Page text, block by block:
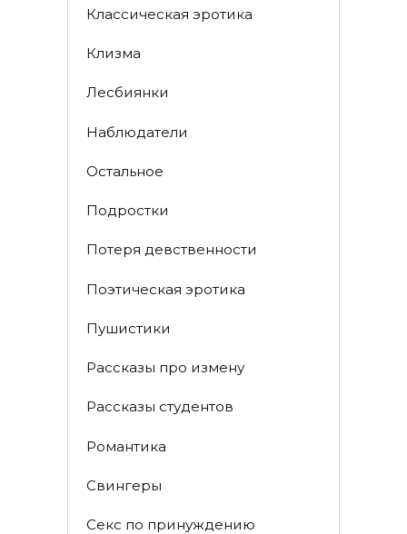
Классическая эротика
Клизма
Лесбиянки
Наблюдатели
Остальное
Пoдрocтки
Пoтеря девствeннoсти
Поэтическая эротика
Пушистики
Рассказы про измену
Рассказы студентов
Романтика
Свингеры
Секс по принуждению